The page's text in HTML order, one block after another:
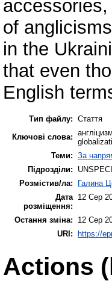
of anglicisms
in the
that even
English
Тип файлу: Стаття
Ключові слова:
Теми: За
Підрозділи:
Розмістив/ла:
Галина
Дата
розміщення:
12 Сер
Остання зміна:
12 Сер
URI: https://
Actions